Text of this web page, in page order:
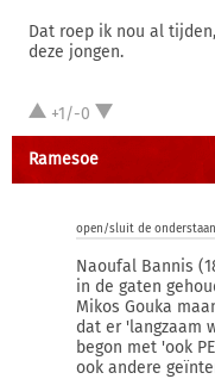
Dat roep ik nou al
deze jongen.
+1/-0
Ramesoe
open/sluit de
Naoufal Bannis
in de gaten
Mikos Gouka
dat er 'langzaam
begon met 'ook
ook andere